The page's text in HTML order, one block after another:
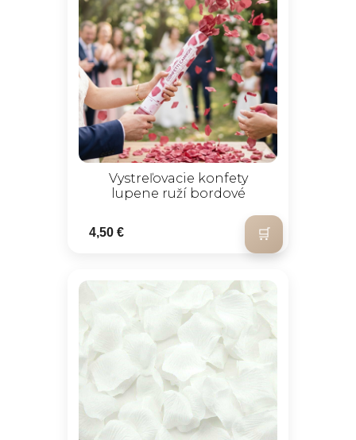
Vystreľovacie konfety
lupene ruží bordové
4,50 €